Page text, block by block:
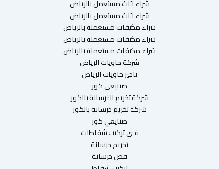
شراء اثاث مستعمل بالرياض
شراء اثاث مستعمل بالرياض
شراء مكيفات مستعملة بالرياض
شراء مكيفات مستعملة بالرياض
شراء مكيفات مستعملة بالرياض
شركة حاويات الرياض
تاجير حاويات الرياض
صنايعي كور
شركة تخريم الخرسانة بالكور
شركة تخريم خرسانة بالكور
صنايعي كور
فني تركيب شفاطات
تخريم خرسانة
قص خرسانة